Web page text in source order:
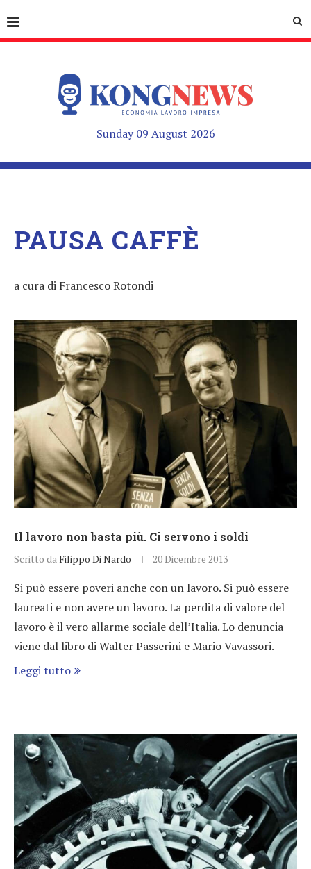
Sunday 09 August 2026
PAUSA CAFFÈ
a cura di Francesco Rotondi
Il lavoro non basta più. Ci servono i soldi
Scritto da Filippo Di Nardo 20 Dicembre 2013
Si può essere poveri anche con un lavoro. Si può essere
laureati e non avere un lavoro. La perdita di valore del
lavoro è il vero allarme sociale dell’Italia. Lo denuncia
viene dal libro di Walter Passerini e Mario Vavassori.
Leggi tutto